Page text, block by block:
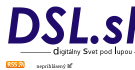
neprihlásený